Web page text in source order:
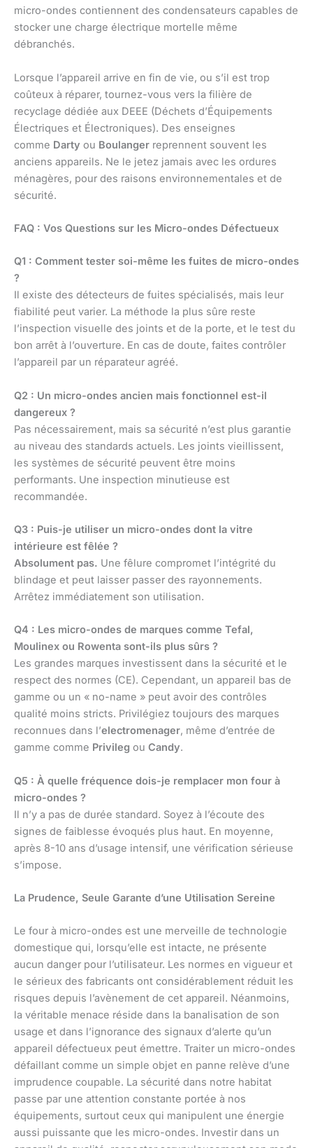
micro-ondes contiennent des condensateurs capables de
stocker une charge électrique mortelle même
débranchés.
Lorsque l’appareil arrive en fin de vie, ou s’il est trop
coûteux à réparer, tournez-vous vers la filière de
recyclage dédiée aux DEEE (Déchets d’Équipements
Électriques et Électroniques). Des enseignes
comme Darty ou Boulanger reprennent souvent les
anciens appareils. Ne le jetez jamais avec les ordures
ménagères, pour des raisons environnementales et de
sécurité.
FAQ : Vos Questions sur les Micro-ondes Défectueux
Q1 : Comment tester soi-même les fuites de micro-ondes
?
Il existe des détecteurs de fuites spécialisés, mais leur
fiabilité peut varier. La méthode la plus sûre reste
l’inspection visuelle des joints et de la porte, et le test du
bon arrêt à l’ouverture. En cas de doute, faites contrôler
l’appareil par un réparateur agréé.
Q2 : Un micro-ondes ancien mais fonctionnel est-il
dangereux ?
Pas nécessairement, mais sa sécurité n’est plus garantie
au niveau des standards actuels. Les joints vieillissent,
les systèmes de sécurité peuvent être moins
performants. Une inspection minutieuse est
recommandée.
Q3 : Puis-je utiliser un micro-ondes dont la vitre
intérieure est fêlée ?
Absolument pas. Une fêlure compromet l’intégrité du
blindage et peut laisser passer des rayonnements.
Arrêtez immédiatement son utilisation.
Q4 : Les micro-ondes de marques comme Tefal,
Moulinex ou Rowenta sont-ils plus sûrs ?
Les grandes marques investissent dans la sécurité et le
respect des normes (CE). Cependant, un appareil bas de
gamme ou un « no-name » peut avoir des contrôles
qualité moins stricts. Privilégiez toujours des marques
reconnues dans l’electromenager, même d’entrée de
gamme comme Privileg ou Candy.
Q5 : À quelle fréquence dois-je remplacer mon four à
micro-ondes ?
Il n’y a pas de durée standard. Soyez à l’écoute des
signes de faiblesse évoqués plus haut. En moyenne,
après 8-10 ans d’usage intensif, une vérification sérieuse
s’impose.
La Prudence, Seule Garante d’une Utilisation Sereine
Le four à micro-ondes est une merveille de technologie
domestique qui, lorsqu’elle est intacte, ne présente
aucun danger pour l’utilisateur. Les normes en vigueur et
le sérieux des fabricants ont considérablement réduit les
risques depuis l’avènement de cet appareil. Néanmoins,
la véritable menace réside dans la banalisation de son
usage et dans l’ignorance des signaux d’alerte qu’un
appareil défectueux peut émettre. Traiter un micro-ondes
défaillant comme un simple objet en panne relève d’une
imprudence coupable. La sécurité dans notre habitat
passe par une attention constante portée à nos
équipements, surtout ceux qui manipulent une énergie
aussi puissante que les micro-ondes. Investir dans un